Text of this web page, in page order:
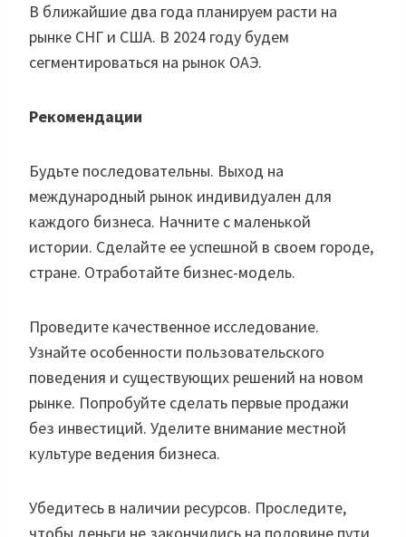
В ближайшие два года планируем расти на
рынке СНГ и США. В 2024 году будем
сегментироваться на рынок ОАЭ.
Рекомендации
Будьте последовательны. Выход на
международный рынок индивидуален для
каждого бизнеса. Начните с маленькой
истории. Сделайте ее успешной в своем городе,
стране. Отработайте бизнес-модель.
Проведите качественное исследование.
Узнайте особенности пользовательского
поведения и существующих решений на новом
рынке. Попробуйте сделать первые продажи
без инвестиций. Уделите внимание местной
культуре ведения бизнеса.
Убедитесь в наличии ресурсов. Проследите,